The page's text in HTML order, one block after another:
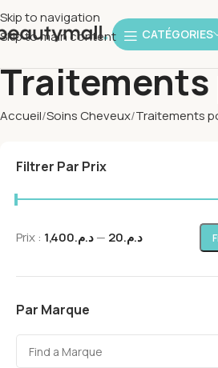
Skip to navigation
Skip to main content
CATÉGORIES
Traitements
Accueil Soins Cheveux Traitements
Filtrer Par Prix
Prix : د.م.20 —د.م.1,400
Par Marque